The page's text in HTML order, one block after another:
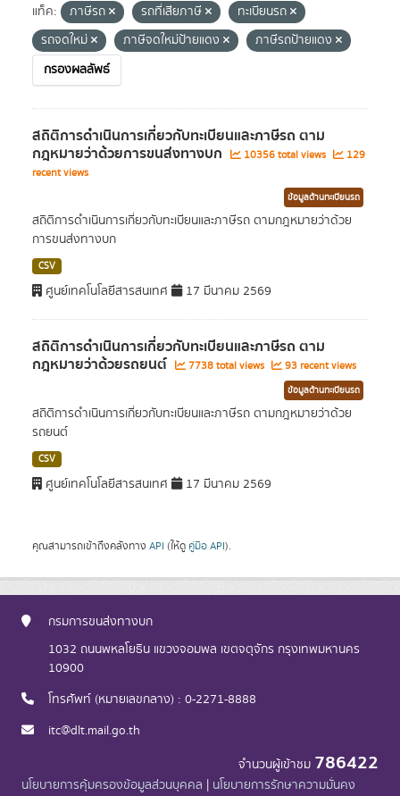
แท็ค:
ภาษีรถ รถที่เสียภาษี
ทะเบียนรถ
รถจดใหม่
ภาษีจดใหม่ป้ายแดง
ภาษีรถป้ายแดง
กรองผลลัพธ์
สถิติการดำเนินการเกี่ยวกับทะเบียนและภาษีรถ ตาม
กฎหมายว่าด้วยการขนส่งทางบก 10356 total views
129
recent views
ข้อมูลด้านทะเบียนรถ
สถิติการดำเนินการเกี่ยวกับทะเบียนและภาษีรถ ตามกฎหมายว่าด้วย
การขนส่งทางบก
CSV
ศูนย์เทคโนโลยีสารสนเทศ 17 มีนาคม 2569
สถิติการดำเนินการเกี่ยวกับทะเบียนและภาษีรถ ตาม
กฎหมายว่าด้วยรถยนต์ 7738 total views 93 recent views
ข้อมูลด้านทะเบียนรถ
สถิติการดำเนินการเกี่ยวกับทะเบียนและภาษีรถ ตามกฎหมายว่าด้วย
รถยนต์
CSV
ศูนย์เทคโนโลยีสารสนเทศ 17 มีนาคม 2569
คุณสามารถเข้าถึงคลังทาง API (ให้ดู คู่มือ API).
กรมการขนส่งทางบก
1032 ถนนพหลโยธิน แขวงจอมพล เขตจตุจักร กรุงเทพมหานคร
10900
โทรศัพท์ (หมายเลขกลาง) : 0-2271-8888
itc@dlt.mail.go.th
จำนวนผู้เข้าชม 786422
นโยบายการคุ้มครองข้อมูลส่วนบุคคล | นโยบายการรักษาความมั่นคง